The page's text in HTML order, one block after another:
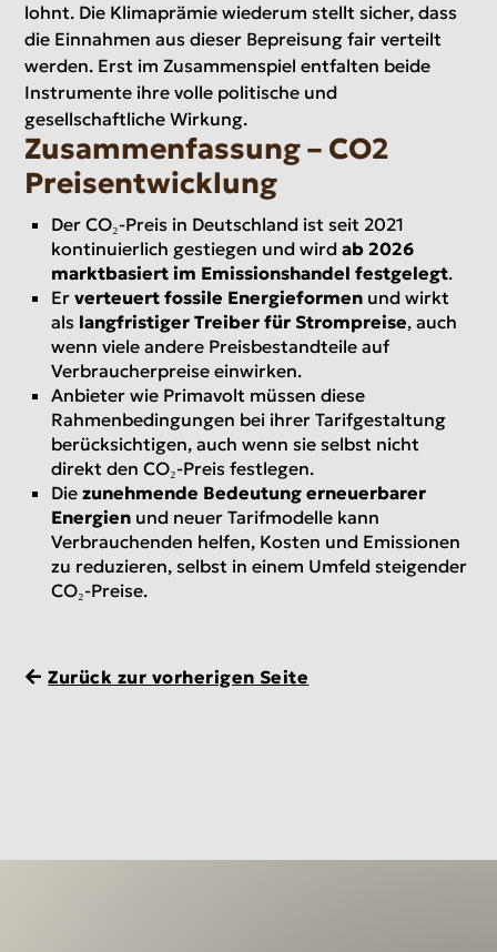
lohnt. Die Klimaprämie wiederum stellt sicher, dass
die Einnahmen aus dieser Bepreisung fair verteilt
werden. Erst im Zusammenspiel entfalten beide
Instrumente ihre volle politische und
gesellschaftliche Wirkung.
Zusammenfassung – CO2
Preisentwicklung
Der CO₂-Preis in Deutschland ist seit 2021
kontinuierlich gestiegen und wirdab 2026
marktbasiert im Emissionshandel festgelegt.
Erverteuert fossile Energieformen und wirkt
als langfristiger Treiber für Strompreise, auch
wenn viele andere Preisbestandteile auf
Verbraucherpreise einwirken.
Anbieter wie Primavolt müssen diese
Rahmenbedingungen bei ihrer Tarifgestaltung
berücksichtigen, auch wenn sie selbst nicht
direkt den CO₂-Preis festlegen.
Diezunehmende Bedeutung erneuerbarer
Energien und neuer Tarifmodelle kann
Verbrauchenden helfen, Kosten und Emissionen
zu reduzieren, selbst in einem Umfeld steigender
CO₂-Preise.
Zurück zur vorherigen Seite